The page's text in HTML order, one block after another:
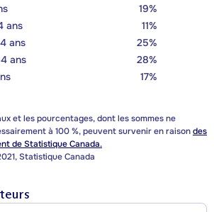
19%
ans
11%
ans
25%
ans
28%
17%
et les pourcentages, dont les sommes ne
à 100 %, peuvent survenir en raisondes
de Statistique Canada.
Statistique Canada